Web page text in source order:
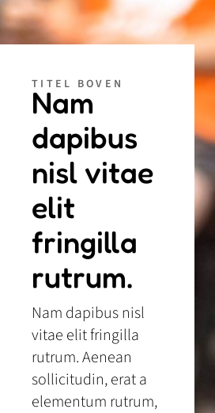
TITEL BOVEN
Nam
dapibus
nisl vitae
elit
fringilla
rutrum.
Nam dapibus nisl
vitae elit fringilla
rutrum. Aenean
sollicitudin, erat a
elementum rutrum,